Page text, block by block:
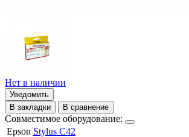
Нет в наличии
Уведомить
В закладки
В сравнение
Совместимое оборудование:
Epson Stylus C42